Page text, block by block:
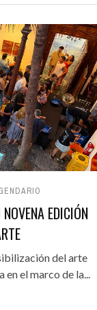
EDICIÓN
del arte
en el marco de la...